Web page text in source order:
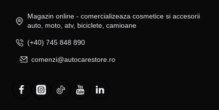
Magazin online - comercializeaza cosmetice si accesorii
auto, moto, atv, biciclete, camioane
(+40) 745 848 890
comenzi@autocarestore.ro